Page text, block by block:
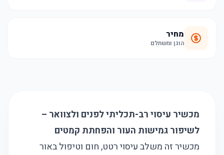
מחיר
הוגן ומשתלם
מכשיר עיסוי רב-תכליתי לפנים ולצוואר –
לשיפור גמישות העור והפחתת קמטים
מכשיר זה משלב עיסוי רטט, חום וטיפול באור